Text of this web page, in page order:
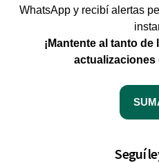
WhatsApp y recibí alertas
¡Mantente al tanto
actualizaciones
Seguí